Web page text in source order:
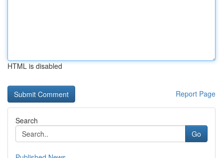
HTML is disabled
Report Page
Search
Go